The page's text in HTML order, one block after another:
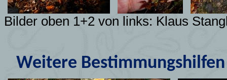
Bilder oben 1+2 von links: Klaus
Weitere